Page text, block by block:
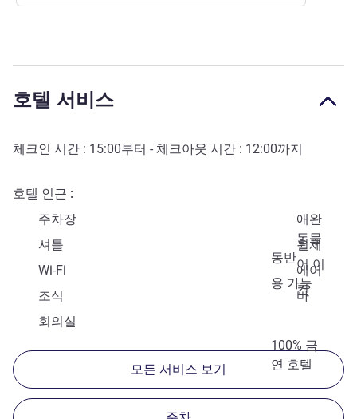
호텔 서비스
체크인 시간 : 15:00부터 - 체크아웃 시간 : 12:00까지
호텔 인근
주차장
애완
동물
동반
셔틀
휠체
어 이
용 가능
Wi-Fi
에어
컨
조식
바
회의실
100% 금
연 호텔
모든 서비스 보기